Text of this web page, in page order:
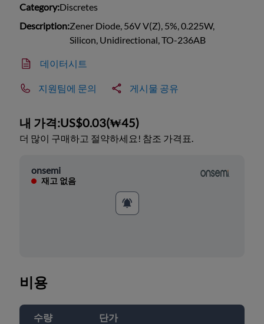
Category:Discretes
Description:Zener Diode, 56V V(Z), 5%, 0.225W,
Silicon, Unidirectional, TO-236AB
데이터시트
지원팀에 문의 게시물 공유
내 가격:US$0.03(₩45)
더 많이 구매하고 절약하세요! 참조 가격표.
onsemi
재고 없음
비용
수량 단가